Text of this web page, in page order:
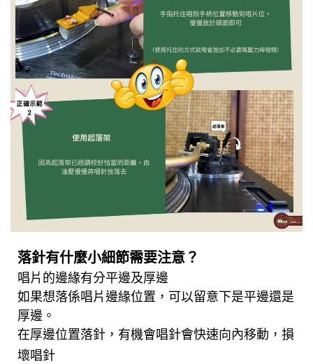
落針有什麼小細節需要注意？
唱片的邊緣有分平邊及厚邊
如果想落係唱片邊緣位置，可以留意下是平邊還是
厚邊。
在厚邊位置落針，有機會唱針會快速向內移動，損
壞唱針